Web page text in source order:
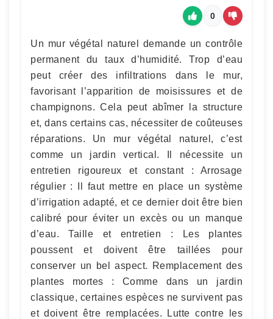
0
Un mur végétal naturel demande un contrôle
permanent du taux d’humidité. Trop d’eau
peut créer des infiltrations dans le mur,
favorisant l’apparition de moisissures et de
champignons. Cela peut abîmer la structure
et, dans certains cas, nécessiter de coûteuses
réparations. Un mur végétal naturel, c’est
comme un jardin vertical. Il nécessite un
entretien rigoureux et constant : Arrosage
régulier : Il faut mettre en place un système
d’irrigation adapté, et ce dernier doit être bien
calibré pour éviter un excès ou un manque
d’eau. Taille et entretien : Les plantes
poussent et doivent être taillées pour
conserver un bel aspect. Remplacement des
plantes mortes : Comme dans un jardin
classique, certaines espèces ne survivent pas
et doivent être remplacées. Lutte contre les